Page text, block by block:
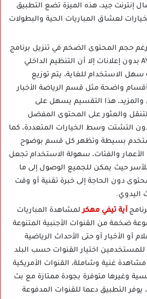
إنترنت جيد، هذه الميزة تضع التطبيق
لعشاق المباريات الحية والبطولات
رغم حجم المحتوى الضخم في تنزيل برنامج
اية تي في AYA TV بدون إعلانات إلا أن التنظيم الداخلي
الاستخدام للغاية، يتم توزيع
واضحة مثل قسم الرياضة الأخبار
والمزيد، هذا التقسيم يسهل على
والعثور على المحتوى المفضل
التشتت وسط الخيارات المتعددة، كما
بسيطة وتظهر كل قسم بوضوح
الأعمار والفئات، سهولة الاستخدام تجعل
للأسر حيث يمكن للجميع الوصول إلى ما
دون الحاجة إلى خبرة تقنية أو وقت
اليدوي.
آية تيفي مهكرلمشاهدة المباريات
ضخمة من القنوات الأجنبية المتنوعة
أو الأخبار أو حتى الأحداث الرياضية
للمستخدمين اختيار القنوات حسب البلد
مشاهدة غنية وشاملة، القنوات الأمريكية
وغيرها متوفرة بجودة ممتازة مع بث
التطبيق دعما للقنوات المدفوعة